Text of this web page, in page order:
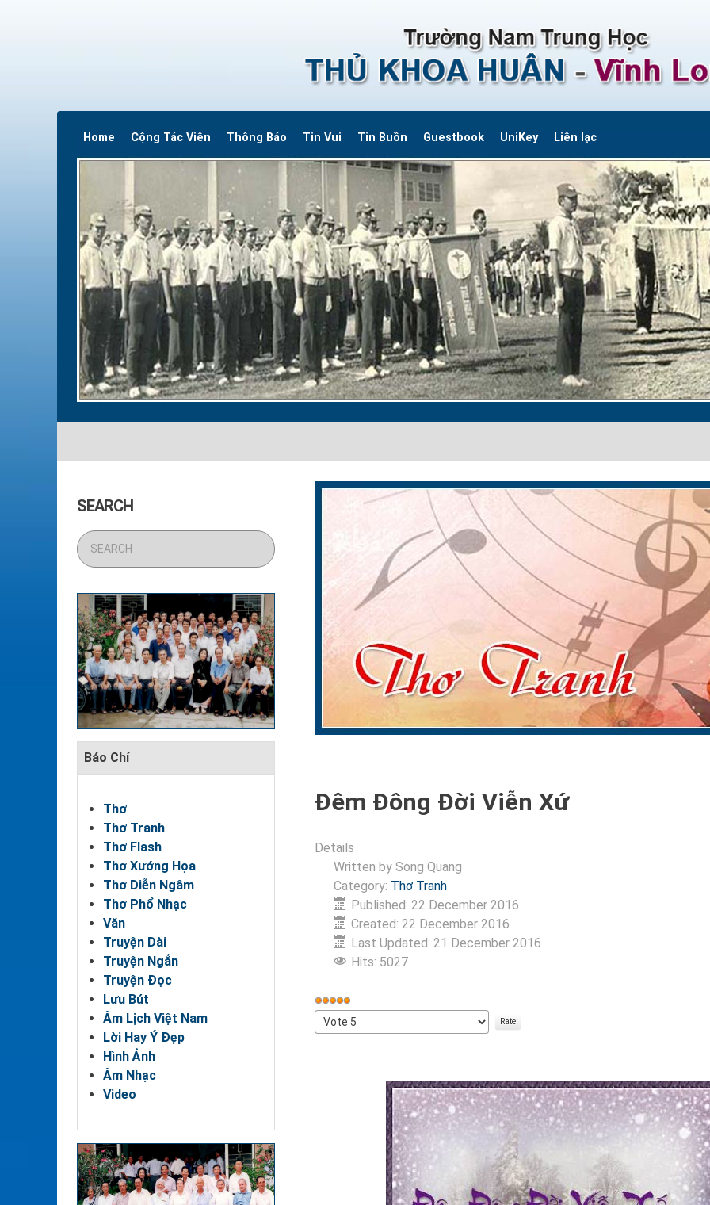
Home Cộng Tác Viên Thông Báo Tin Vui Tin Buồn Guestbook UniKey Liên lạc
SEARCH
Báo Chí
Thơ
Thơ Tranh
Thơ Flash
Thơ Xướng Họa
Thơ Diễn Ngâm
Thơ Phổ Nhạc
Văn
Truyện Dài
Truyện Ngắn
Truyện Đọc
Lưu Bút
Âm Lịch Việt Nam
Lời Hay Ý Đẹp
Hình Ảnh
Âm Nhạc
Video
Đêm Đông Đời Viễn Xứ
Details
Written by Song Quang
Category: Thơ Tranh
Published: 22 December 2016
Created: 22 December 2016
Last Updated: 21 December 2016
Hits: 5027
User
Rating:
Please
Rate